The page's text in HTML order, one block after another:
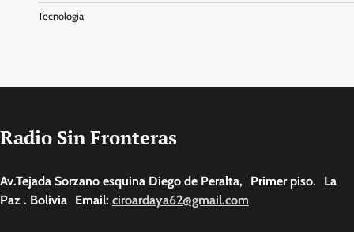
Tecnologia
Radio Sin Fronteras
Av.Tejada Sorzano esquina Diego de Peralta, Primer piso. La
Paz . Bolivia Email: ciroardaya62@gmail.com